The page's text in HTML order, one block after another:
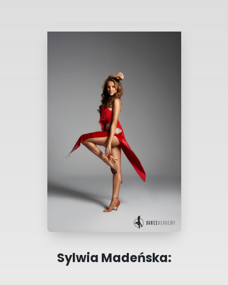
Sylwia Madeńska: